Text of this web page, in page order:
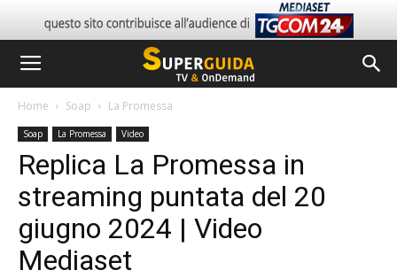
Home Soap La Promessa
Soap La Promessa Video
Replica La Promessa in
streaming puntata del 20
giugno 2024 | Video
Mediaset